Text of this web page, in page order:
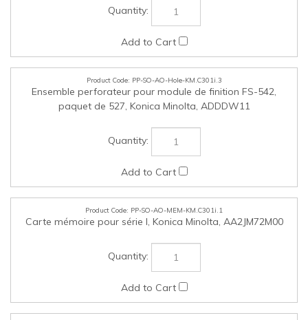
PP-SO-AO-Hole-KM.C301i.3
Ensemble perforateur pour module de finition FS-542,
paquet de 527, Konica Minolta, ADDDW11
PP-SO-AO-MEM-KM.C301i.1
DK-516 - Tiroir de rangement du bureau de photocopie
seulement, Konica Minolta, 135700